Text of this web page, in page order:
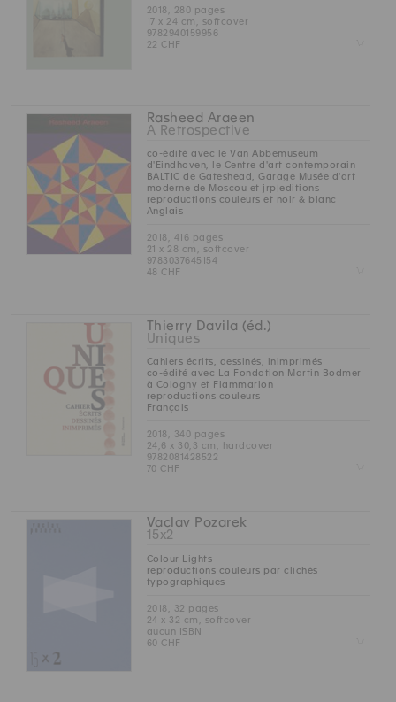
2018, 280 pages
17 x 24 cm, softcover
9782940159956
22 CHF
Rasheed Araeen
A Retrospective
co-édité avec le Van Abbemuseum
d'Eindhoven, le Centre d'art contemporain
BALTIC de Gateshead, Garage Musée d'art
moderne de Moscou et jrp|editions
reproductions couleurs et noir & blanc
Anglais
2018, 416 pages
21 x 28 cm, softcover
9783037645154
48 CHF
Thierry Davila (éd.)
Uniques
Cahiers écrits, dessinés, inimprimés
co-édité avec La Fondation Martin Bodmer
à Cologny et Flammarion
reproductions couleurs
Français
2018, 340 pages
24,6 x 30,3 cm, hardcover
9782081428522
70 CHF
Vaclav Pozarek
15x2
Colour Lights
reproductions couleurs par clichés
typographiques
2018, 32 pages
24 x 32 cm, softcover
aucun ISBN
60 CHF